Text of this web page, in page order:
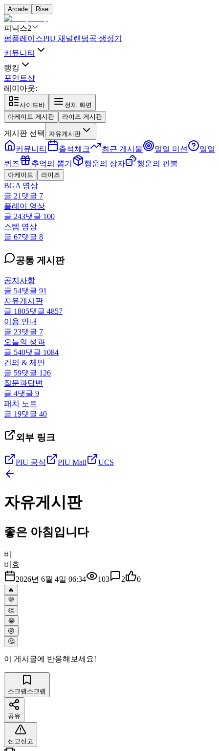
Arcade Rise
피닉스2
펌플레이스PIU 채널랜덤곡 생성기
커뮤니티
랭킹
포인트샵
레이아웃:
사이드바
전체 화면
아케이드 게시판
라이즈 게시판
게시판 선택 자유게시판
커뮤니티 출석체크 최근 게시물 일일 미션
일일
퀴즈
추억의 뽑기 행운의 상자 행운의 핀볼
아케이드 라이즈
BGA 영상
글 21 댓글 7
플레이 영상
글 243댓글 100
스텝 영상
글 67댓글 8
공통 게시판
공지사항
글 54댓글 91
자유게시판
글 1805댓글 4857
이용 안내
글 23댓글 7
오늘의 성과
글 540댓글 1084
건의 & 제안
글 59댓글 126
질문과답변
글 4댓글 9
패치 노트
글 19댓글 40
외부 링크
PIU 공식 PIU Mall UCS
자유게시판
좋은 아침입니다
비
비효
2026년 6월 4일 06:34
103 2 0
🔥
💜
👏
😂
😢
🤔
이 게시글에 반응해보세요!
스크랩 스크랩
공유
신고신고